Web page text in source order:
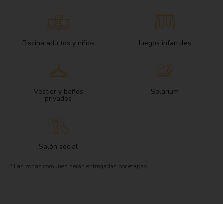
Piscina adultos y niños Juegos infantiles
Vestier y baños
privados
Solarium
Salón social
* Las zonas comunes serán entregadas por etapas.